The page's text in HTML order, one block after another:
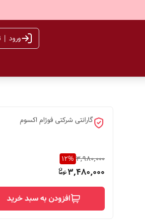
ورود |
گارانتی شرکتی فوژام اکسوم
3,980,000
12%
3,480,000
افزودن به سبد خرید